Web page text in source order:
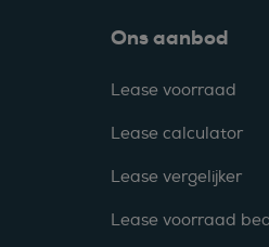
Ons aanbod
Lease voorraad
Lease calculator
Lease vergelijker
Lease voorraad